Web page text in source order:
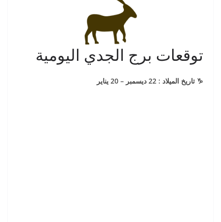
توقعات برج الجدي اليومية
♑️ تاريخ الميلاد : 22 ديسمبر – 20 يناير